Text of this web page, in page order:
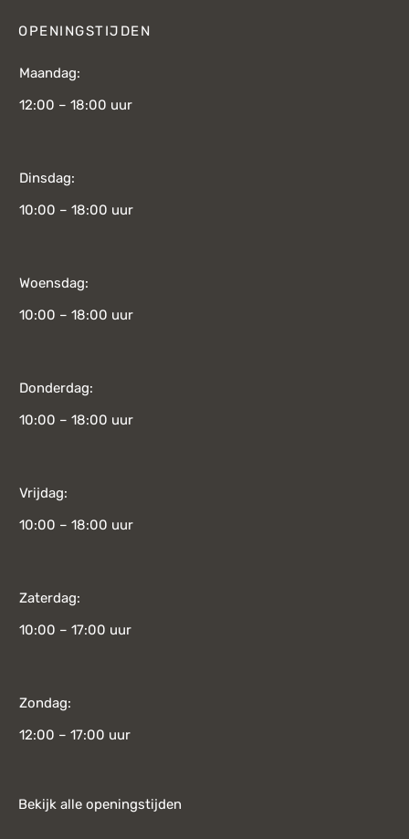
OPENINGSTIJDEN
Maandag:
12:00 – 18:00 uur
Dinsdag:
10:00 – 18:00 uur
Woensdag:
10:00 – 18:00 uur
Donderdag:
10:00 – 18:00 uur
Vrijdag:
10:00 – 18:00 uur
Zaterdag:
10:00 – 17:00 uur
Zondag:
12:00 – 17:00 uur
Bekijk alle openingstijden